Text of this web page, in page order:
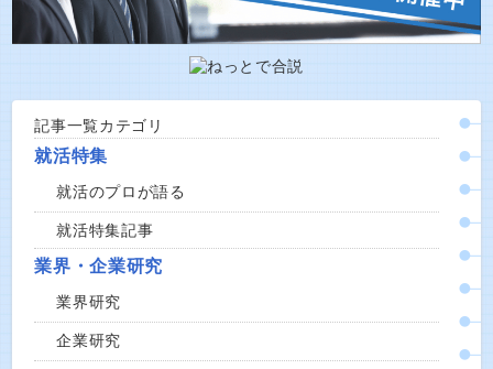
記事一覧カテゴリ
就活特集
就活のプロが語る
就活特集記事
業界・企業研究
業界研究
企業研究